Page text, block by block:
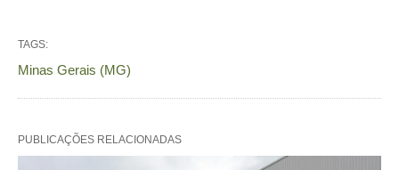
TAGS:
Minas Gerais (MG)
PUBLICAÇÕES RELACIONADAS